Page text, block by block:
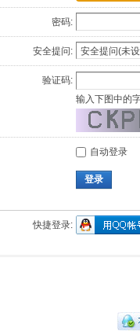
密码:
安全提问:
验证码:
输入下图中的
自动登录
登录
快捷登录: